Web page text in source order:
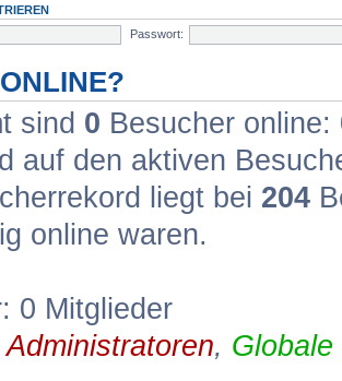
Passwort:
sind 0 Besucher
auf den aktiven
liegt bei 204
online waren.
0 Mitglieder
Administratoren,